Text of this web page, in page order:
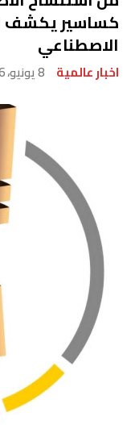
كساسير يكشف
الاصطناعي
اخبار عالمية 8 يونيو، 2026